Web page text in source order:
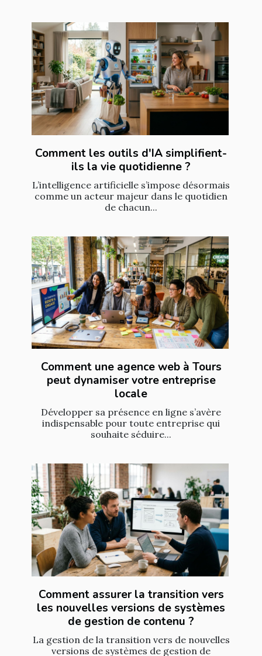
Comment les outils d'IA simplifient-
ils la vie quotidienne ?
L’intelligence artificielle s’impose désormais
comme un acteur majeur dans le quotidien
de chacun...
Comment une agence web à Tours
peut dynamiser votre entreprise
locale
Développer sa présence en ligne s’avère
indispensable pour toute entreprise qui
souhaite séduire...
Comment assurer la transition vers
les nouvelles versions de systèmes
de gestion de contenu ?
La gestion de la transition vers de nouvelles
versions de systèmes de gestion de